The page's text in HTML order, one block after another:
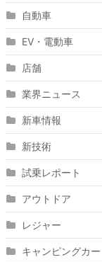
自動車
EV・電動車
店舗
業界ニュース
新車情報
新技術
試乗レポート
アウトドア
レジャー
キャンピングカー